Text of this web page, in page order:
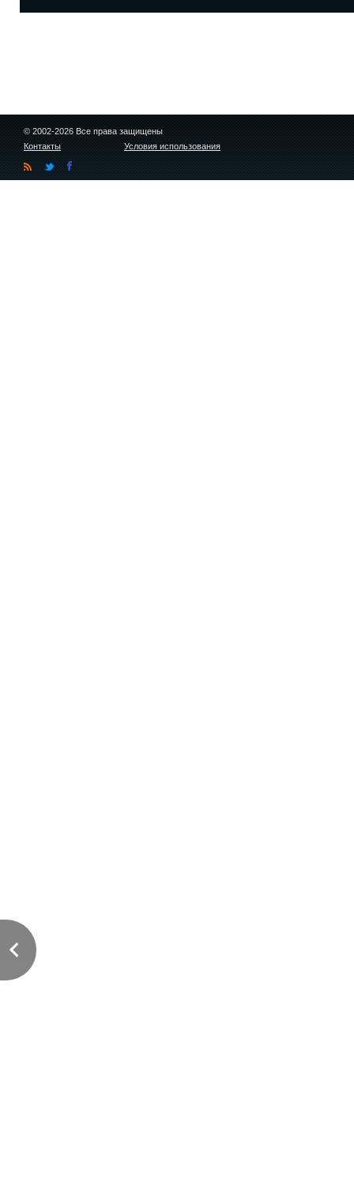
© 2002-2026 Все права защищены
Контакты
Условия использования